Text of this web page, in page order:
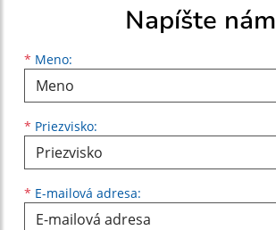
Napíšte nám
* Meno:
Meno
* Priezvisko:
Priezvisko
* E-mailová adresa:
E-mailová adresa